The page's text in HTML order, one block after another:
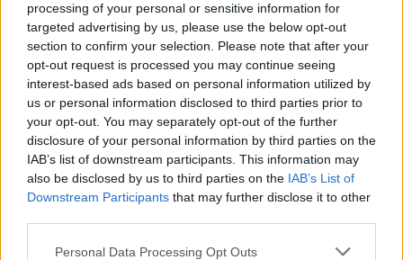
processing of your personal or sensitive information for
targeted advertising by us, please use the below opt-out
section to confirm your selection. Please note that after your
opt-out request is processed you may continue seeing
interest-based ads based on personal information utilized by
us or personal information disclosed to third parties prior to
your opt-out. You may separately opt-out of the further
disclosure of your personal information by third parties on the
IAB’s list of downstream participants. This information may
also be disclosed by us to third parties on the IAB’s List of
Downstream Participants that may further disclose it to other
Please note that this website/app uses one or more Google
Personal Data Processing Opt Outs
Continua a leggere